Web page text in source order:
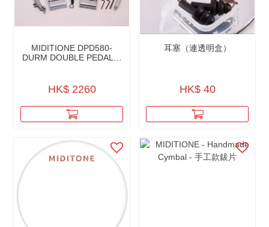
MIDITIONE DPD580-
DURM DOUBLE PEDALS-
HK$ 2260
耳塞（連透明盒）
HK$ 40